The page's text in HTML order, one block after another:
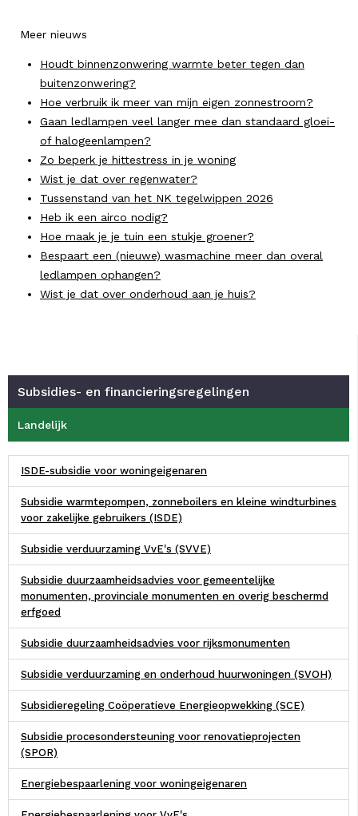
Meer nieuws
Houdt binnenzonwering warmte beter tegen dan
buitenzonwering?
Hoe verbruik ik meer van mijn eigen zonnestroom?
Gaan ledlampen veel langer mee dan standaard gloei-
of halogeenlampen?
Zo beperk je hittestress in je woning
Wist je dat over regenwater?
Tussenstand van het NK tegelwippen 2026
Heb ik een airco nodig?
Hoe maak je je tuin een stukje groener?
Bespaart een (nieuwe) wasmachine meer dan overal
ledlampen ophangen?
Wist je dat over onderhoud aan je huis?
Subsidies- en financieringsregelingen
Landelijk
ISDE-subsidie voor woningeigenaren
Subsidie warmtepompen, zonneboilers en kleine windturbines
voor zakelijke gebruikers (ISDE)
Subsidie verduurzaming VvE's (SVVE)
Subsidie duurzaamheidsadvies voor gemeentelijke
monumenten, provinciale monumenten en overig beschermd
erfgoed
Subsidie duurzaamheidsadvies voor rijksmonumenten
Subsidie verduurzaming en onderhoud huurwoningen (SVOH)
Subsidieregeling Coöperatieve Energieopwekking (SCE)
Subsidie procesondersteuning voor renovatieprojecten
(SPOR)
Energiebespaarlening voor woningeigenaren